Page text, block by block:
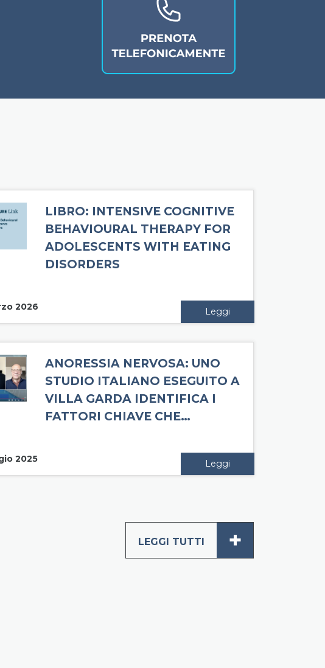
LIBRO: INTENSIVE COGNITIVE
BEHAVIOURAL THERAPY FOR
ADOLESCENTS WITH EATING
DISORDERS
2026 Leggi
ANORESSIA NERVOSA: UNO
STUDIO ITALIANO ESEGUITO A
VILLA GARDA IDENTIFICA I
FATTORI CHIAVE CHE…
2025 Leggi
LEGGI TUTTI +